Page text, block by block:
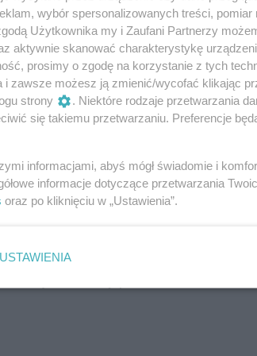
stanie serum, które będzie
na pewno nie pominę tego
które łączą kilka funkcji,
o skórę staje się prostsze i
wypróbować serum z SPF, jest
warto to zrobić.
dla osób, które – jak ja –
pielęgnacji. Zamiast nakładać
dostajemy wszystko w jednym.
obok filtrów UV znajdują się
barierę ochronną skóry,
miękkość czy poziom nawilżenia.
wybór spersonalizowanych treści,
Użytkownika my i Zaufani Partnerzy
aktywnie skanować charakterystykę
prosimy o zgodę na korzystanie z tych
i zawsze możesz ją zmienić/wycofać klikając
strony
. Niektóre rodzaje przetwarzania
się takiemu przetwarzaniu. Preferencje
informacjami, abyś mógł świadomie i
informacje dotyczące przetwarzania
oraz po kliknięciu w „Ustawienia”.
USTAWIENIA